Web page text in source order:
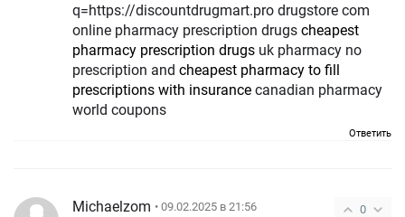
q=https://discountdrugmart.pro drugstore com
online pharmacy prescription drugs cheapest
pharmacy prescription drugs uk pharmacy no
prescription and cheapest pharmacy to fill
prescriptions with insurance canadian pharmacy
world coupons
Ответить
0
Michaelzom • 09.02.2025 в 21:56